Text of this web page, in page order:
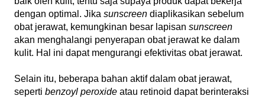
dengan optimal. Jika sunscreen diaplikasikan sebelum
obat jerawat, kemungkinan besar lapisan sunscreen
akan menghalangi penyerapan obat jerawat ke dalam
kulit. Hal ini dapat mengurangi efektivitas obat jerawat.
Selain itu, beberapa bahan aktif dalam obat jerawat,
seperti benzoyl peroxide atau retinoid dapat berinteraksi